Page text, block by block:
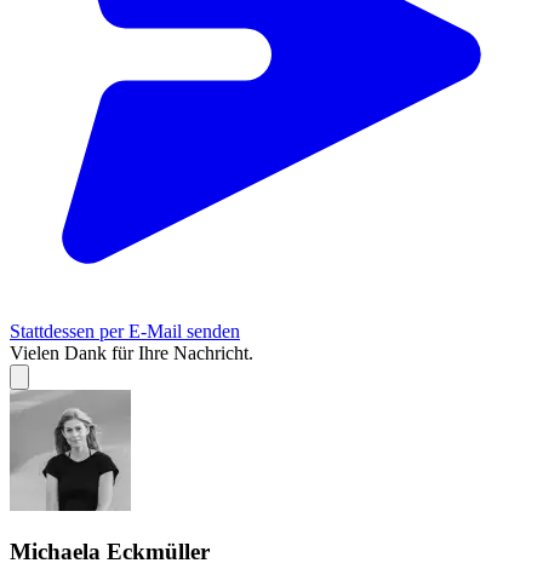
Stattdessen per E-Mail senden
Vielen Dank für Ihre Nachricht.
Michaela Eckmüller